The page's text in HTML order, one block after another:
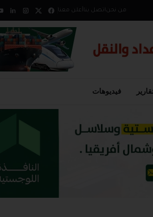
من نحناتصل بناأعلن معنا
فيديوهات